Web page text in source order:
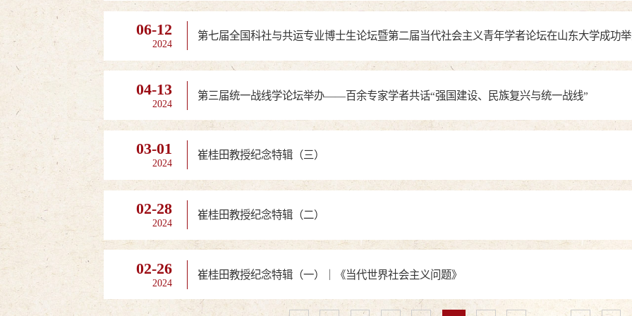
06-12
2024
第七届全国科社与共运专业博士生论坛暨第二届当代社会主义青年学者论坛在山东大学成功
04-13
2024
第三届统一战线学论坛举办——百余专家学者共话“强国建设、民族复兴与统一战线”
03-01
2024
崔桂田教授纪念特辑（三）
02-28
2024
崔桂田教授纪念特辑（二）
02-26
2024
崔桂田教授纪念特辑（一）｜《当代世界社会主义问题》